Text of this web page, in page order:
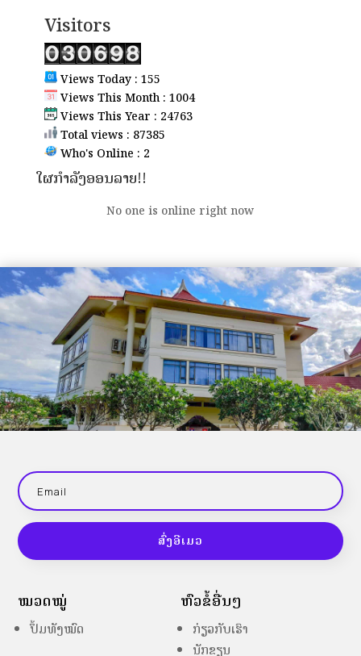
Visitors
Views Today : 155
Views This Month : 1004
Views This Year : 24763
Total views : 87385
Who's Online : 2
ໃຜກຳລັງອອນລາຍ!!
No one is online right now
ສົ່ງອີເມວ
ໝວດໝູ່
ປຶ້ມທັງໝົດ
ຫົວຂໍ້ອື່ນໆ
ກ່ຽວກັບເຮົາ
ນັກຂຽນ